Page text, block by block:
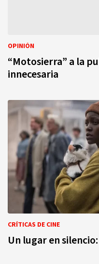
OPINIÓN
“Motosierra” a la
innecesaria
CRÍTICAS DE CINE
Un lugar en